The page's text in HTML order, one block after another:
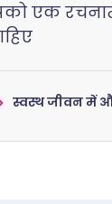
एक
स्वस्थ जीवन में